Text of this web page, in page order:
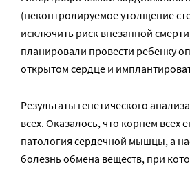
(неконтролируемое утолщение
исключить риск внезапной
планировали провести ребенку
открытом сердце и
Результаты генетического
всех. Оказалось, что корнем всех
патология сердечной мышцы, а
болезнь обмена веществ, при